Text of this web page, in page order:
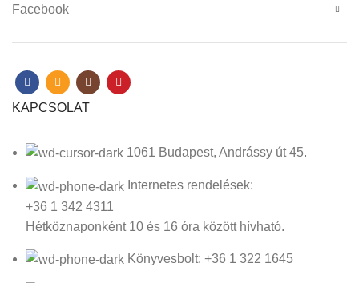
Facebook
KAPCSOLAT
1061 Budapest, Andrássy út 45.
Internetes rendelések:
+36 1 342 4311
Hétköznaponként 10 és 16 óra között hívható.
Könyvesbolt: +36 1 322 1645